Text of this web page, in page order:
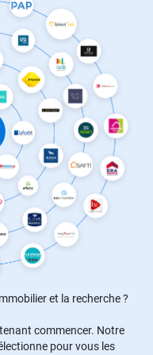
et la recherche ?
commencer. Notre
pour vous les